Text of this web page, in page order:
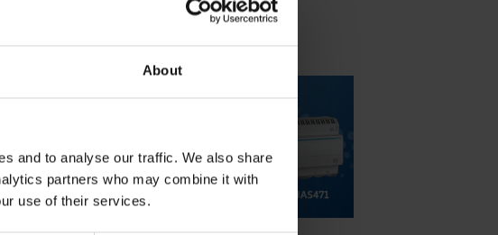
About
and to analyse our traffic. We also share
partners who may combine it with
use of their services.